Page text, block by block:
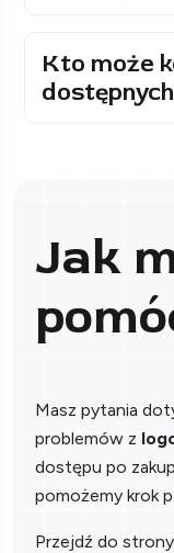
Kto może
Jak
Masz pytania
problemów z
dostępu po
pomożemy krok
Przejdź do strony